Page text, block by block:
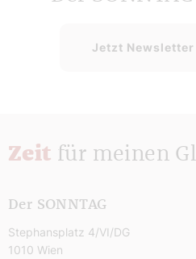
Jetzt
Zeit für meinen
Der SONNTAG
Stephansplatz 4/VI/DG
1010 Wien